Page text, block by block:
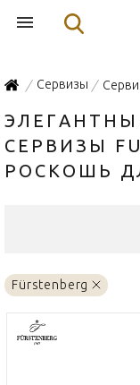
/ Сервизы /
СЕРВИЗЫ
РОСКОШЬ
Fürstenberg